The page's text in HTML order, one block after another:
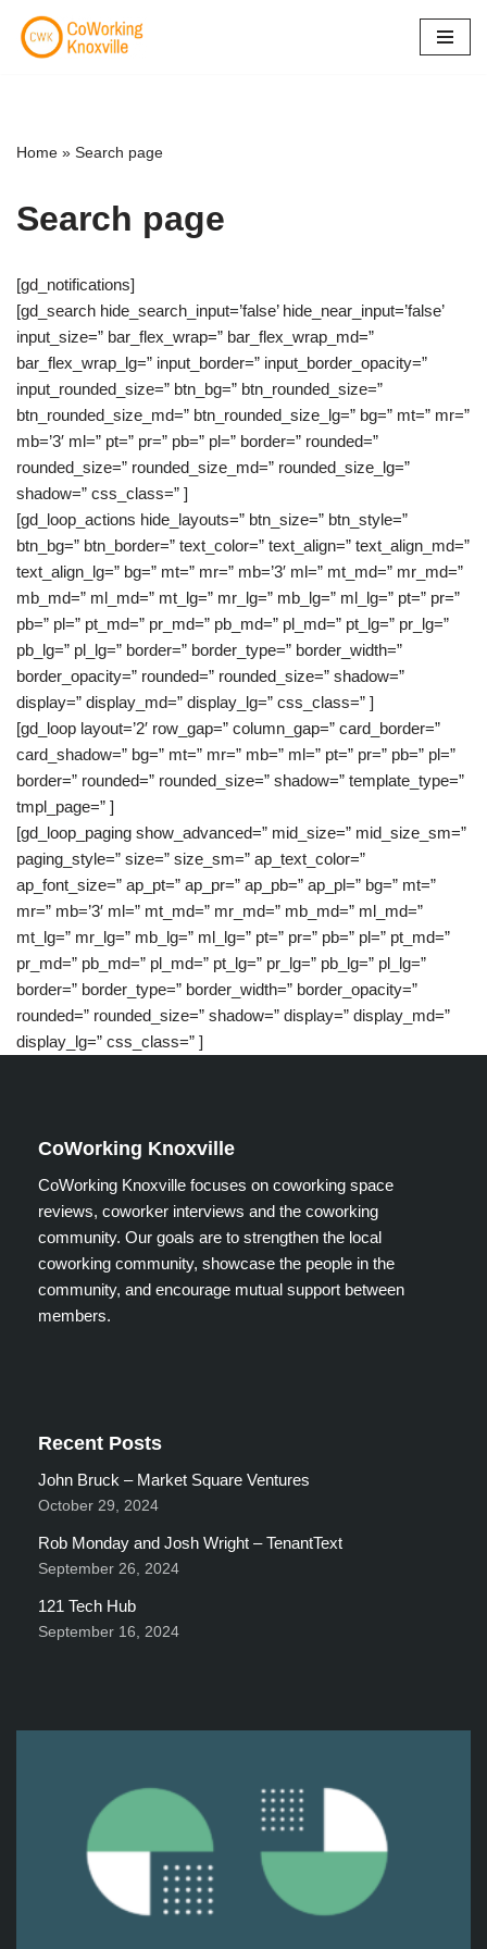
Skip
Home » Search page
Search page
[gd_notifications]
[gd_search hide_search_input=’false’ hide_near_input=’false’
input_size=” bar_flex_wrap=” bar_flex_wrap_md=”
bar_flex_wrap_lg=” input_border=” input_border_opacity=”
input_rounded_size=” btn_bg=” btn_rounded_size=”
btn_rounded_size_md=” btn_rounded_size_lg=” bg=” mt=” mr=”
mb=’3′ ml=” pt=” pr=” pb=” pl=” border=” rounded=”
rounded_size=” rounded_size_md=” rounded_size_lg=”
shadow=” css_class=” ]
[gd_loop_actions hide_layouts=” btn_size=” btn_style=”
btn_bg=” btn_border=” text_color=” text_align=” text_align_md=”
text_align_lg=” bg=” mt=” mr=” mb=’3′ ml=” mt_md=” mr_md=”
mb_md=” ml_md=” mt_lg=” mr_lg=” mb_lg=” ml_lg=” pt=” pr=”
pb=” pl=” pt_md=” pr_md=” pb_md=” pl_md=” pt_lg=” pr_lg=”
pb_lg=” pl_lg=” border=” border_type=” border_width=”
border_opacity=” rounded=” rounded_size=” shadow=”
display=” display_md=” display_lg=” css_class=” ]
[gd_loop layout=’2′ row_gap=” column_gap=” card_border=”
card_shadow=” bg=” mt=” mr=” mb=” ml=” pt=” pr=” pb=” pl=”
border=” rounded=” rounded_size=” shadow=” template_type=”
tmpl_page=” ]
[gd_loop_paging show_advanced=” mid_size=” mid_size_sm=”
paging_style=” size=” size_sm=” ap_text_color=”
ap_font_size=” ap_pt=” ap_pr=” ap_pb=” ap_pl=” bg=” mt=”
mr=” mb=’3′ ml=” mt_md=” mr_md=” mb_md=” ml_md=”
mt_lg=” mr_lg=” mb_lg=” ml_lg=” pt=” pr=” pb=” pl=” pt_md=”
pr_md=” pb_md=” pl_md=” pt_lg=” pr_lg=” pb_lg=” pl_lg=”
border=” border_type=” border_width=” border_opacity=”
rounded=” rounded_size=” shadow=” display=” display_md=”
display_lg=” css_class=” ]
CoWorking Knoxville
CoWorking Knoxville focuses on coworking space
reviews, coworker interviews and the coworking
community. Our goals are to strengthen the local
coworking community, showcase the people in the
community, and encourage mutual support between
members.
Recent Posts
John Bruck – Market Square Ventures
October 29, 2024
Rob Monday and Josh Wright – TenantText
September 26, 2024
121 Tech Hub
September 16, 2024